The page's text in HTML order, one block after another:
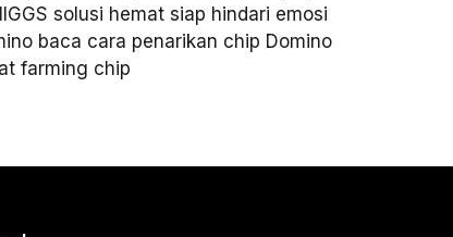
solusi hemat siap hindari emosi
baca cara penarikan chip Domino
farming chip